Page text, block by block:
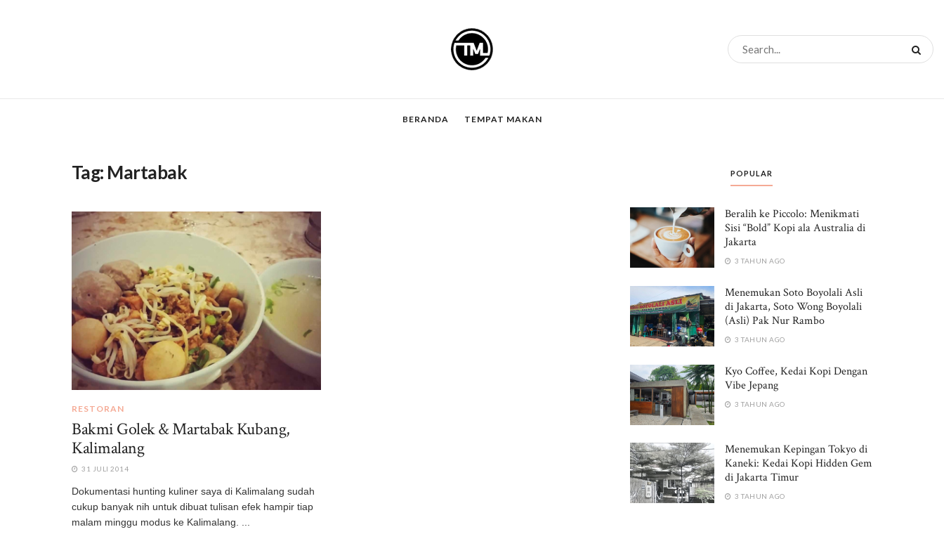
BERANDA TEMPAT MAKAN
Tag: Martabak
RESTORAN
Bakmi Golek & Martabak Kubang,
Kalimalang
31 JULI 2014
Dokumentasi hunting kuliner saya di Kalimalang sudah
cukup banyak nih untuk dibuat tulisan efek hampir tiap
malam minggu modus ke Kalimalang. ...
POPULAR
Beralih ke Piccolo: Menikmati
Sisi “Bold” Kopi ala Australia di
Jakarta
3 TAHUN AGO
Menemukan Soto Boyolali Asli
di Jakarta, Soto Wong Boyolali
(Asli) Pak Nur Rambo
3 TAHUN AGO
Kyo Coffee, Kedai Kopi Dengan
Vibe Jepang
3 TAHUN AGO
Menemukan Kepingan Tokyo di
Kaneki: Kedai Kopi Hidden Gem
di Jakarta Timur
3 TAHUN AGO